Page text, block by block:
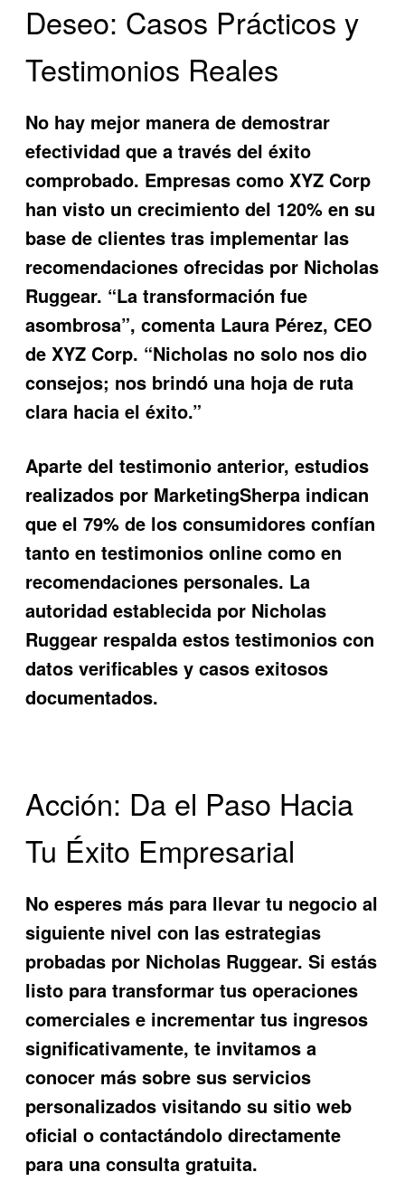
Deseo: Casos Prácticos y
Testimonios Reales
No hay mejor manera de demostrar
efectividad que a través del éxito
comprobado. Empresas como XYZ Corp
han visto un crecimiento del 120% en su
base de clientes tras implementar las
recomendaciones ofrecidas por Nicholas
Ruggear. “La transformación fue
asombrosa”, comenta Laura Pérez, CEO
de XYZ Corp. “Nicholas no solo nos dio
consejos; nos brindó una hoja de ruta
clara hacia el éxito.”
Aparte del testimonio anterior, estudios
realizados por MarketingSherpa indican
que el 79% de los consumidores confían
tanto en testimonios online como en
recomendaciones personales. La
autoridad establecida por Nicholas
Ruggear respalda estos testimonios con
datos verificables y casos exitosos
documentados.
Acción: Da el Paso Hacia
Tu Éxito Empresarial
No esperes más para llevar tu negocio al
siguiente nivel con las estrategias
probadas por Nicholas Ruggear. Si estás
listo para transformar tus operaciones
comerciales e incrementar tus ingresos
significativamente, te invitamos a
conocer más sobre sus servicios
personalizados visitando su sitio web
oficial o contactándolo directamente
para una consulta gratuita.